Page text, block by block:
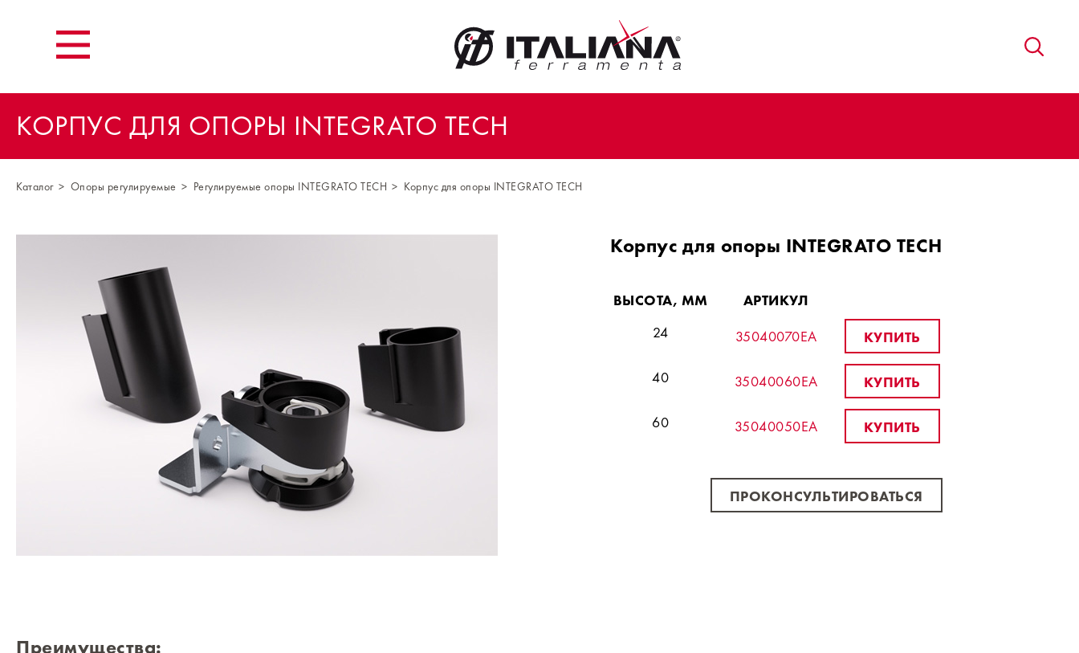
КОРПУС ДЛЯ ОПОРЫ INTEGRATO TECH
Каталог Опоры регулируемые Регулируемые опоры INTEGRATO TECH Корпус для опоры INTEGRATO TECH
Корпус для опоры INTEGRATO TECH
ВЫСОТА, ММ
АРТИКУЛ
24
35040070EA КУПИТЬ
40 35040060EA КУПИТЬ
60 35040050EA КУПИТЬ
ПРОКОНСУЛЬТИРОВАТЬСЯ
Преимущества: